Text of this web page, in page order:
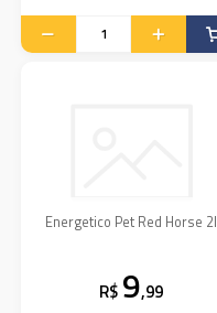
Energetico Pet Red Horse 2l
R$ 9,99